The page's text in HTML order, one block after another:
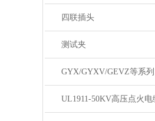
四联插头
测试夹
UL1911-50KV高压点火电